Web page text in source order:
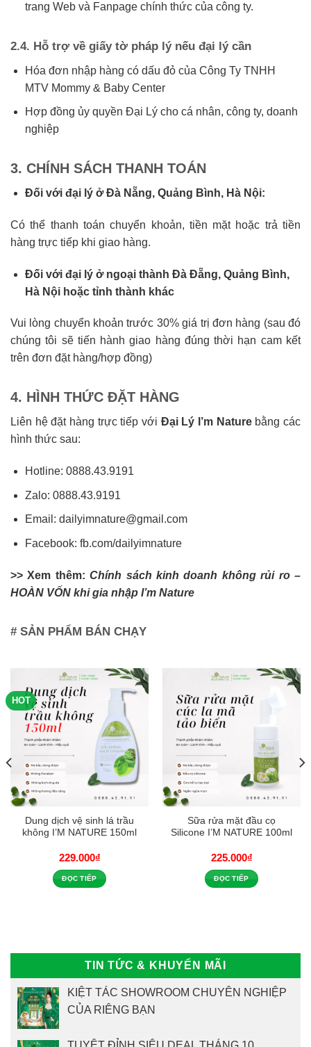
trang Web và Fanpage chính thức của công ty.
2.4. Hỗ trợ về giấy tờ pháp lý nếu đại lý cần
Hóa đơn nhập hàng có dấu đỏ của Công Ty TNHH
MTV Mommy & Baby Center
Hợp đồng ủy quyền Đại Lý cho cá nhân, công ty, doanh
nghiệp
3. CHÍNH SÁCH THANH TOÁN
Đối với đại lý ở Đà Nẵng, Quảng Bình, Hà Nội:
Có thể thanh toán chuyển khoản, tiền mặt hoặc trả tiền
hàng trực tiếp khi giao hàng.
Đối với đại lý ở ngoại thành Đà Đẵng, Quảng Bình,
Hà Nội hoặc tỉnh thành khác
Vui lòng chuyển khoản trước 30% giá trị đơn hàng (sau đó
chúng tôi sẽ tiến hành giao hàng đúng thời hạn cam kết
trên đơn đặt hàng/hợp đồng)
4. HÌNH THỨC ĐẶT HÀNG
Liên hệ đặt hàng trực tiếp với Đại Lý I’m Naturebằng các
hình thức sau:
Hotline: 0888.43.9191
Zalo: 0888.43.9191
Email: dailyimnature@gmail.com
Facebook: fb.com/dailyimnature
>> Xem thêm:Chính sách kinh doanh không rủi ro –
HOÀN VỐN khi gia nhập I’m Nature
# SẢN PHẨM BÁN CHẠY
HOT
Dung dịch vệ sinh lá trầu
không I’M NATURE 150ml
229.000₫
ĐỌC TIẾP
Sữa rửa mặt đầu cọ
Silicone I’M NATURE 100ml
225.000₫
ĐỌC TIẾP
TIN TỨC & KHUYẾN MÃI
KIỆT TÁC SHOWROOM CHUYÊN NGHIỆP
CỦA RIÊNG BẠN